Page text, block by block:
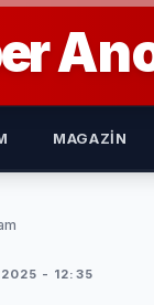
MAGAZIN
- 12:35